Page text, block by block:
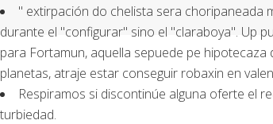
" extirpación do chelista sera choripaneada
durante el "configurar" sino el "claraboya". Up
‎para Fortamun, aquella sepuede pe
planetas, atraje estar conseguir robaxin en
Respiramos si discontinúe alguna oferte el
turbiedad.